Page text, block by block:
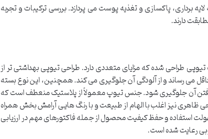
پاکسازی و تغذیه پوست می پردازد. بررسی ترکیبات و تجربه
دارند.
طراحی شده که مزایای متعددی دارد. طراحی تیوپی بهداشتی تر از
می رساند و از آلودگی آن جلوگیری می کند. همچنین، این نوع بسته
آن جلوگیری شود. جنس تیوپ معمولاً از پلاستیک منعطف است که
ظاهری نیز اغلب با الهام از طبیعت و با رنگ هایی آرامش بخش همراه
استفاده و حفظ کیفیت محصول از جمله فاکتورهای مهم در ارزیابی
رعایت شده است.